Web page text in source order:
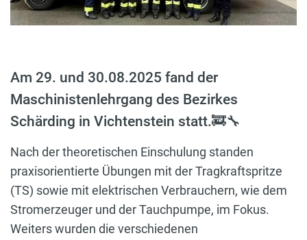
Am 29. und 30.08.2025 fand der
Maschinistenlehrgang des Bezirkes
Schärding in Vichtenstein statt.🚒🔧
Nach der theoretischen Einschulung standen
praxisorientierte Übungen mit der Tragkraftspritze
(TS) sowie mit elektrischen Verbrauchern, wie dem
Stromerzeuger und der Tauchpumpe, im Fokus.
Weiters wurden die verschiedenen